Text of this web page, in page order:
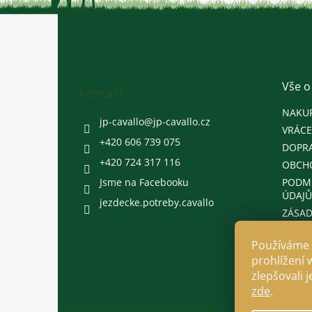
prohlížení
zlepšovali
zde.
Z
jp-cavallo@jp-cavallo.cz
+420 606 739 075
+420 724 317 116
Jsme na Facebooku
jezdecke.potreby.cavallo
Vše
ÚDAJŮ